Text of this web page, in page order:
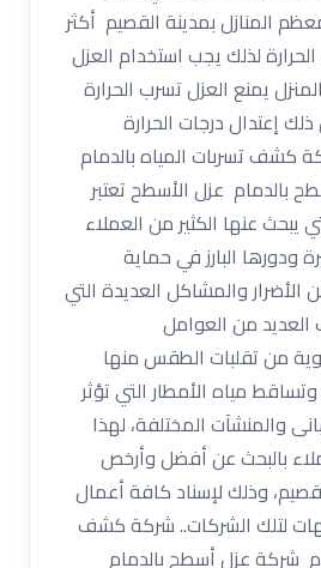
المنازل بمدينة القصيم أكثر
لذلك يجب استخدام العزل
يمنع العزل تسرب الحرارة
إعتدال درجات الحرارة
كشف تسربات المياه بالدمام
بالدمام عزل الأسطح تعتبر
يبحث عنها الكثير من العملاء
ودورها البارز في حماية
الأضرار والمشاكل العديدة التي
من العوامل
من تقلبات الطقس منها
وتساقط مياه الأمطار التي تؤثر
والمنشآت المختلفة، لهذا
بالبحث عن أفضل وأرخص
وذلك لإسناد كافة أعمال
لتلك الشركات.. شركة كشف
شركة عزل أسطح بالدمام